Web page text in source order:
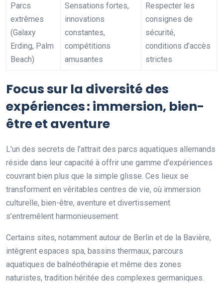
Parcs
extrêmes
(Galaxy
Erding, Palm
Beach)
Sensations fortes,
innovations
constantes,
compétitions
amusantes
Respecter les
consignes de
sécurité,
conditions d’accès
strictes
Focus sur la diversité des
expériences : immersion, bien-
être et aventure
L’un des secrets de l’attrait des parcs aquatiques allemands
réside dans leur capacité à offrir une gamme d’expériences
couvrant bien plus que la simple glisse. Ces lieux se
transforment en véritables centres de vie, où immersion
culturelle, bien-être, aventure et divertissement
s’entremêlent harmonieusement.
Certains sites, notamment autour de Berlin et de la Bavière,
intègrent espaces spa, bassins thermaux, parcours
aquatiques de balnéothérapie et même des zones
naturistes, tradition héritée des complexes germaniques.